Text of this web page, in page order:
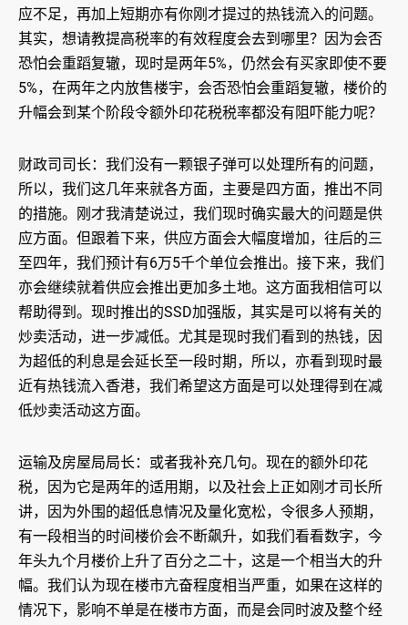
应不足，再加上短期亦有你刚才提过的热钱流入的问题。
其实，想请教提高税率的有效程度会去到哪里？因为会否
恐怕会重蹈复辙，现时是两年5%，仍然会有买家即使不要
5%，在两年之内放售楼宇，会否恐怕会重蹈复辙，楼价的
升幅会到某个阶段令额外印花税税率都没有阻吓能力呢？
财政司司长：我们没有一颗银子弹可以处理所有的问题，
所以，我们这几年来就各方面，主要是四方面，推出不同
的措施。刚才我清楚说过，我们现时确实最大的问题是供
应方面。但跟着下来，供应方面会大幅度增加，往后的三
至四年，我们预计有6万5千个单位会推出。接下来，我们
亦会继续就着供应会推出更加多土地。这方面我相信可以
帮助得到。现时推出的SSD加强版，其实是可以将有关的
炒卖活动，进一步减低。尤其是现时我们看到的热钱，因
为超低的利息是会延长至一段时期，所以，亦看到现时最
近有热钱流入香港，我们希望这方面是可以处理得到在减
低炒卖活动这方面。
运输及房屋局局长：或者我补充几句。现在的额外印花
税，因为它是两年的适用期，以及社会上正如刚才司长所
讲，因为外围的超低息情况及量化宽松，令很多人预期，
有一段相当的时间楼价会不断飙升，如我们看看数字，今
年头九个月楼价上升了百分之二十，这是一个相当大的升
幅。我们认为现在楼市亢奋程度相当严重，如果在这样的
情况下，影响不单是在楼市方面，而是会同时波及整个经